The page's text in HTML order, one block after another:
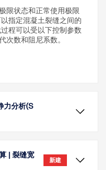
限状态和正常使用极限
指定混凝土裂缝之间的
程可以受以下控制参数
次数和阻尼系数。
力分析(S
| 裂缝宽
新建